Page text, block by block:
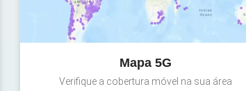
Mapa 5G
Verifique a cobertura móvel na sua área